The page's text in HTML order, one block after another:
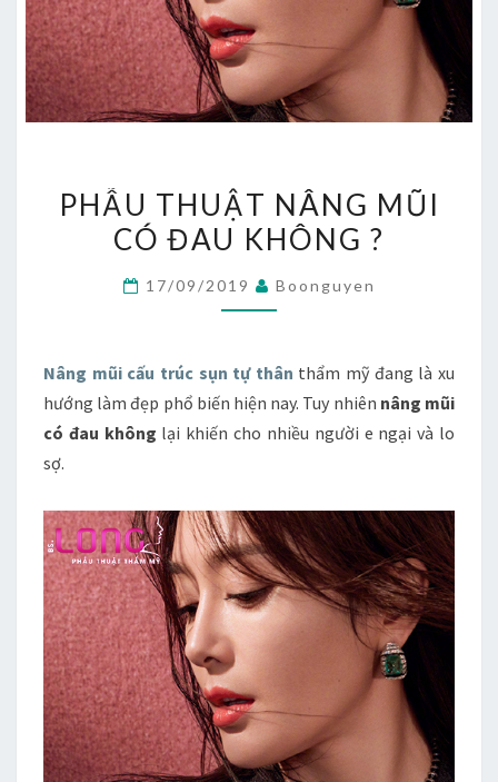
THUẬT
NÂNG
CÓ
PHẪU THUẬT NÂNG MŨI
CÓ ĐAU KHÔNG ?
17/09/2019 Boonguyen
Nâng mũi cấu trúc sụn tự thân thẩm mỹ đang là xu
hướng làm đẹp phổ biến hiện nay. Tuy nhiên nâng mũi
có đau không lại khiến cho nhiều người e ngại và lo
sợ.